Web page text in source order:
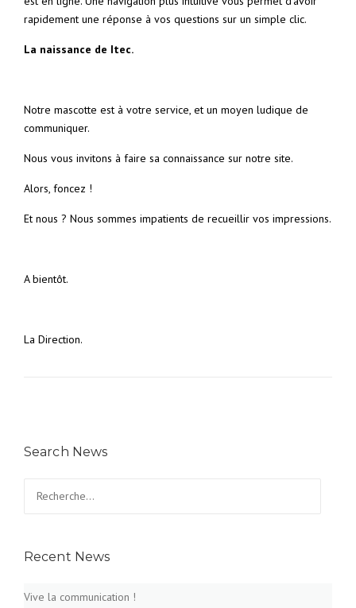
rapidement une réponse à vos questions sur un simple clic.
La naissance de Itec.
Notre mascotte est à votre service, et un moyen ludique de
communiquer.
Nous vous invitons à faire sa connaissance sur notre site.
Alors, foncez !
Et nous ? Nous sommes impatients de recueillir vos impressions.
A bientôt.
La Direction.
Search News
Recent News
Vive la communication !